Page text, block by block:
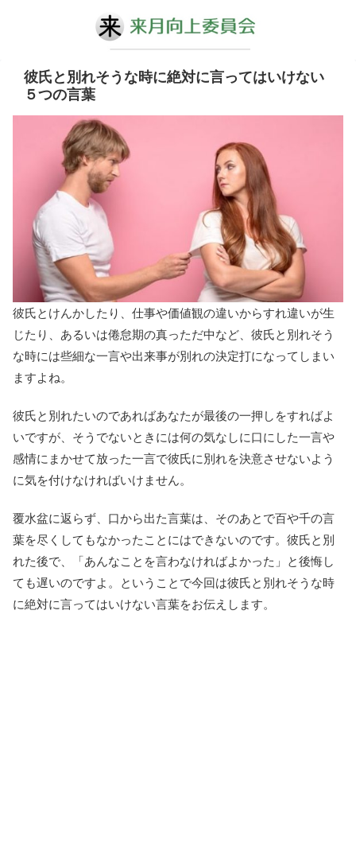
彼氏と別れそうな時に絶対に言ってはいけない
５つの言葉
彼氏とけんかしたり、仕事や価値観の違いからすれ違いが生
じたり、あるいは倦怠期の真っただ中など、彼氏と別れそう
な時には些細な一言や出来事が別れの決定打になってしまい
ますよね。
彼氏と別れたいのであればあなたが最後の一押しをすればよ
いですが、そうでないときには何の気なしに口にした一言や
感情にまかせて放った一言で彼氏に別れを決意させないよう
に気を付けなければいけません。
覆水盆に返らず、口から出た言葉は、そのあとで百や千の言
葉を尽くしてもなかったことにはできないのです。彼氏と別
れた後で、「あんなことを言わなければよかった」と後悔し
ても遅いのですよ。ということで今回は彼氏と別れそうな時
に絶対に言ってはいけない言葉をお伝えします。